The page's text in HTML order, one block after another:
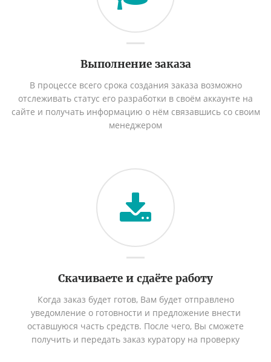
Выполнение заказа
В процессе всего срока создания заказа возможно
отслеживать статус его разработки в своём аккаунте на
сайте и получать информацию о нём связавшись со своим
менеджером
Скачиваете и сдаёте работу
Когда заказ будет готов, Вам будет отправлено
уведомление о готовности и предложение внести
оставшуюся часть средств. После чего, Вы сможете
получить и передать заказ куратору на проверку